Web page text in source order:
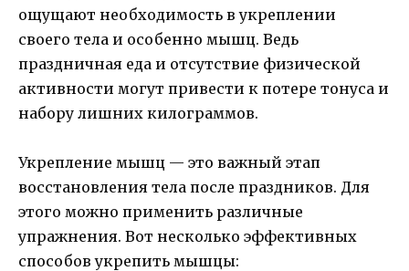
ощущают необходимость в укреплении
своего тела и особенно мышц. Ведь
праздничная еда и отсутствие физической
активности могут привести к потере тонуса и
набору лишних килограммов.
Укрепление мышц — это важный этап
восстановления тела после праздников. Для
этого можно применить различные
упражнения. Вот несколько эффективных
способов укрепить мышцы: